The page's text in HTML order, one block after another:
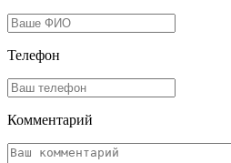
Телефон
Комментарий